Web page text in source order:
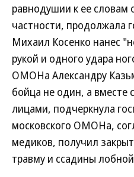
равнодушии к ее словам
частности, продолжала
Михаил Косенко нанес
рукой и одного удара
ОМОНа Александру
бойца не один, а вместе
лицами, подчеркнула
московского ОМОНа,
медиков, получил
травму и ссадины